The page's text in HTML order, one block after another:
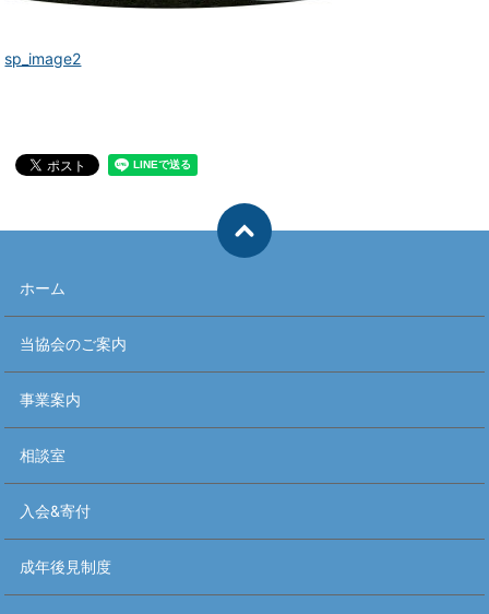
sp_image2
ホーム
当協会のご案内
事業案内
相談室
入会&寄付
成年後見制度